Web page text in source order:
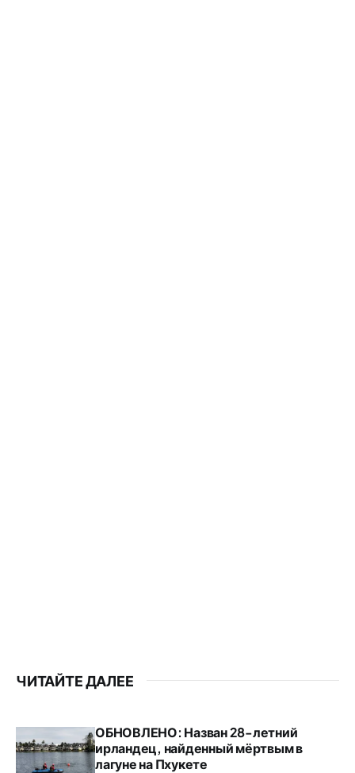
ЧИТАЙТЕ ДАЛЕЕ
ОБНОВЛЕНО: Назван 28-летний
ирландец, найденный мёртвым в
лагуне на Пхукете